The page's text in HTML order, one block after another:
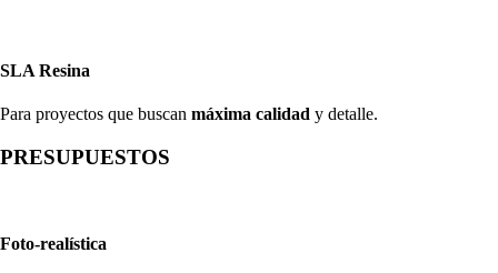
SLA Resina
Para proyectos que buscan máxima calidad y detalle.
PRESUPUESTOS
Foto-realística